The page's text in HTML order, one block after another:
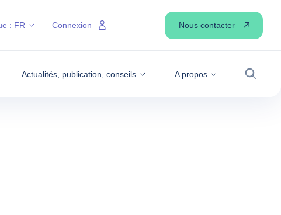
Actualités, publication, conseils A propos
: FR Connexion Nous contacter